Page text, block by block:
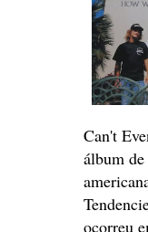
Can't
álbum
ocorreu